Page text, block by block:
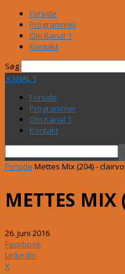
Forside
Programmer
Om Kanal 1
Kontakt
Søg
KANAL 1
Forside
Programmer
Om Kanal 1
Kontakt
Forside Mettes Mix (204) -
METTES MIX
26. juni 2016
Facebook
Linkedin
X